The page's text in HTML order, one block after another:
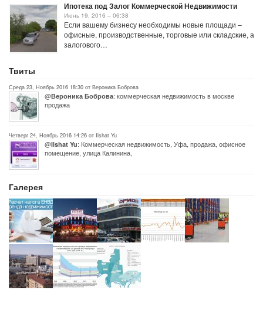
Ипотека под Залог Коммерческой Недвижимости
Июнь 19, 2016 – 06:38
Если вашему бизнесу необходимы новые площади –
офисные, производственные, торговые или складские, а
залогового…
Твиты
Среда 23, Ноябрь 2016 18:30 от Вероника Боброва
@Вероника Боброва: коммерческая недвижимость в москве
продажа
Четверг 24, Ноябрь 2016 14:26 от Ilshat Yu
@Ilshat Yu: Коммерческая недвижимость, Уфа, продажа, офисное
помещение, улица Калинина,
Галерея